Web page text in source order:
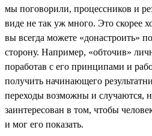
мы поговорили, процессников и
виде не так уж много. Это скорее
вы всегда можете «донастроить»
сторону. Например, «обточив»
поработав с его принципами и
получить начинающего
переходы возможны и случаются,
заинтересован в том, чтобы
и мог его показать.